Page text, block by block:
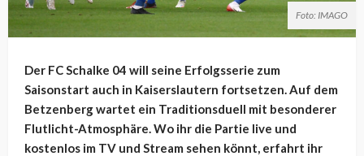
Foto: IMAGO
Der FC Schalke 04 will seine Erfolgsserie zum
Saisonstart auch in Kaiserslautern fortsetzen. Auf dem
Betzenberg wartet ein Traditionsduell mit besonderer
Flutlicht-Atmosphäre. Wo ihr die Partie live und
kostenlos im TV und Stream sehen könnt, erfahrt ihr